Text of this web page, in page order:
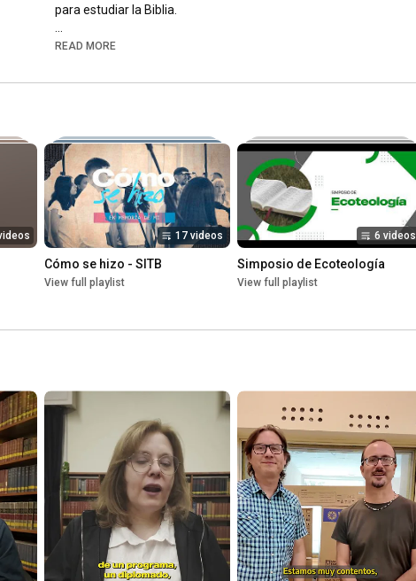
para estudiar la Biblia.
Esta clase pertenece a nuestra carrera oficial "Tecnicatura
READ MORE
17 videos
Cómo se hizo - SITB
View full playlist
6 videos
Simposio de Ecoteología
View full playlist